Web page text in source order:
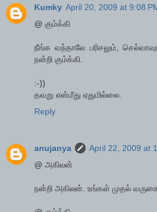
Kumky April 20, 2009 at 9:08
@ கும்க்கி
நீங்க வந்தாலே பரிசலும்,
நன்றி கும்க்கி.
:-))
தவறு என்மீது ஏதுமில்லை.
Reply
anujanya
April 22, 2009 at
@ அகிலன்
நன்றி அகிலன். உங்கள் முதல்